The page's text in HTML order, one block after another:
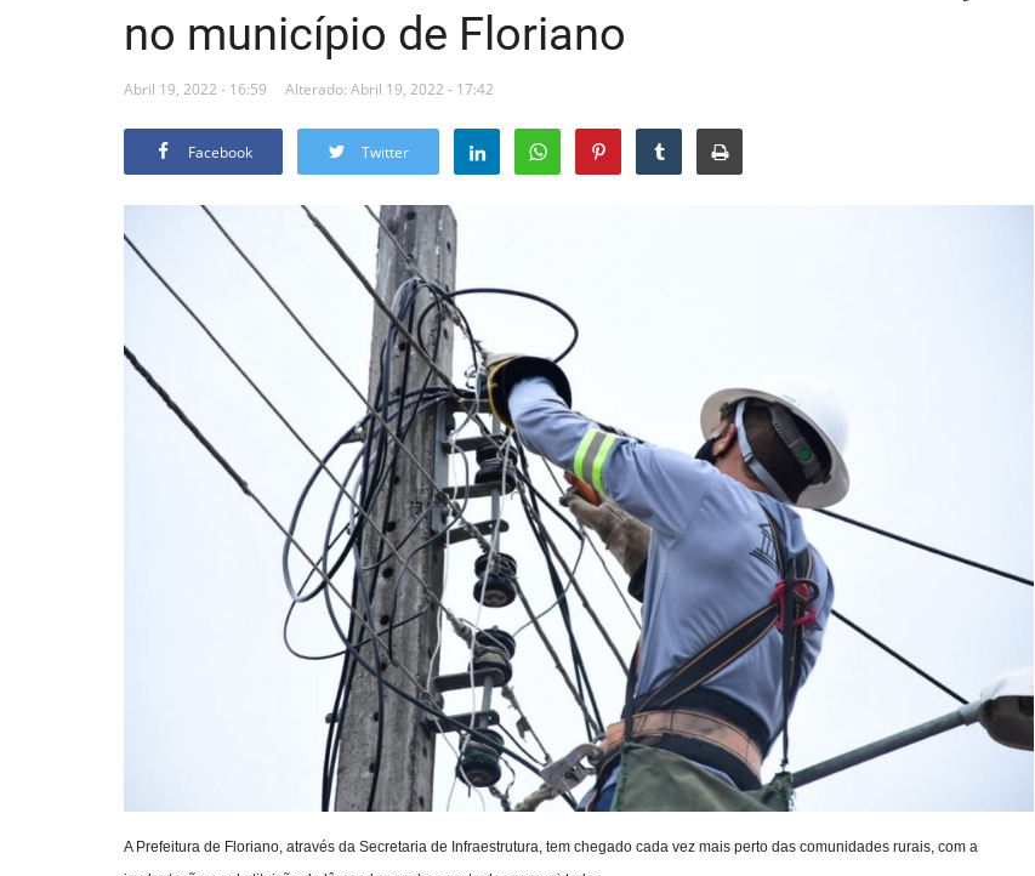
no município de Floriano
Abril 19, 2022 - 16:59 Alterado: Abril 19, 2022 - 17:42
Facebook Twitter
A Prefeitura de Floriano, através da Secretaria de Infraestrutura, tem chegado cada vez mais perto das comunidades rurais, com a